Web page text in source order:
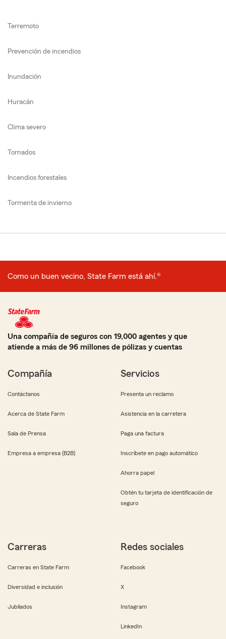
Terremoto
Prevención de incendios
Inundación
Huracán
Clima severo
Tornados
Incendios forestales
Tormenta de invierno
Como un buen vecino, State Farm está ahí.®
Una compañía de seguros con 19,000 agentes y que
atiende a más de 96 millones de pólizas y cuentas
Compañía
Contáctanos
Acerca de State Farm
Sala de Prensa
Empresa a empresa (B2B)
Servicios
Presenta un reclamo
Asistencia en la carretera
Paga una factura
Inscríbete en pago automático
Ahorra papel
Obtén tu tarjeta de identificación de
seguro
Carreras
Carreras en State Farm
Diversidad e inclusión
Jubilados
Redes sociales
Facebook
X
Instagram
LinkedIn